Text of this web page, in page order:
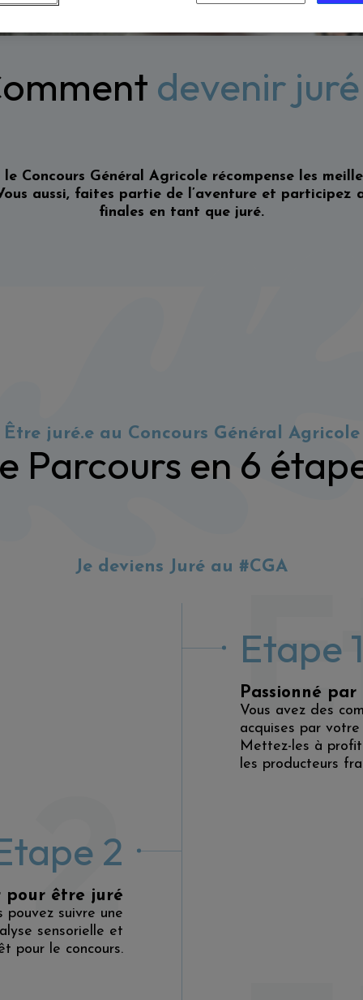
devenir
le Concours Général Agricole récompense les
aussi, faites partie de l’aventure et participez
finales en tant que juré.
Être juré.eau Concours Général Agricole
Parcours en 6
Je deviens Juré au #CGA
Etape 1
Passionné
Vous avez des
acquises par
Mettez-les à
les producteurs
2
pour être juré
pouvez suivre une
sensorielle et
pour le concours.